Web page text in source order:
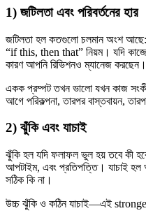
1) জটিলতা এবং পরিবর্তনের হার
জটিলতা হল কতগুলো চলমান অংশ আছে:
“if this, then that” নিয়ম। যদি
কারণ আপনি রিভিশনও ম্যানেজ করছেন।
একক প্রম্পট তখন ভালো যখন কাজ
আগে পরিকল্পনা, তারপর বাস্তবায়ন,
2) ঝুঁকি এবং যাচাই
ঝুঁকি হল যদি ফলাফল ভুল হয় তবে কী
আপটাইম, এবং প্রতিপত্তি। যাচাই
সঠিক কি না।
উচ্চ ঝুঁকি ও কঠিন যাচাই—এই